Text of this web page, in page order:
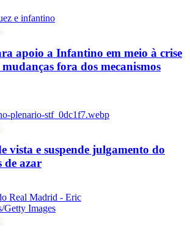
apoio a Infantino em meio à crise
fora dos mecanismos
vista e suspende julgamento do
de azar